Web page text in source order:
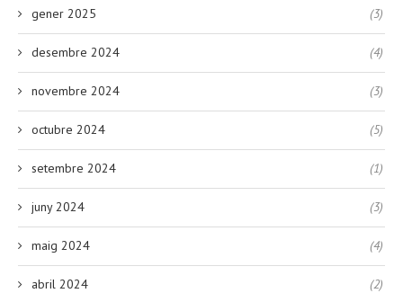
gener 2025 (3)
desembre 2024 (4)
novembre 2024 (3)
octubre 2024 (5)
setembre 2024 (1)
juny 2024 (3)
maig 2024 (4)
abril 2024 (2)